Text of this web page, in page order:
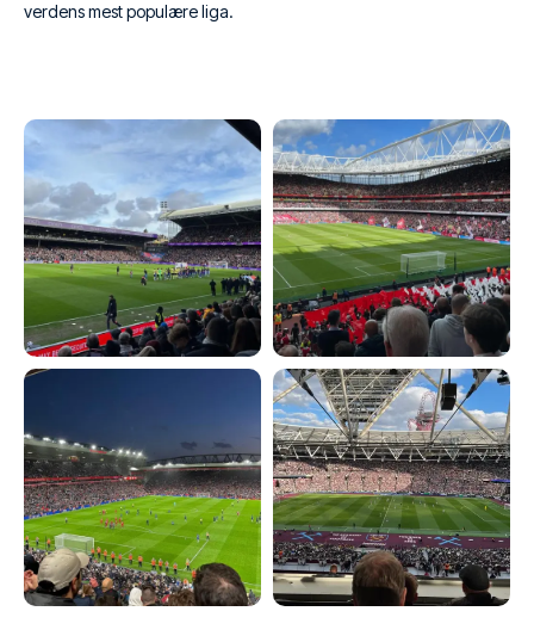
verdens mest populære liga.